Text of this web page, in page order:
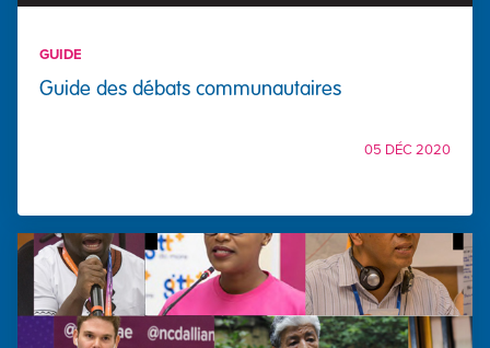
GUIDE
Guide des débats communautaires
05 DÉC 2020